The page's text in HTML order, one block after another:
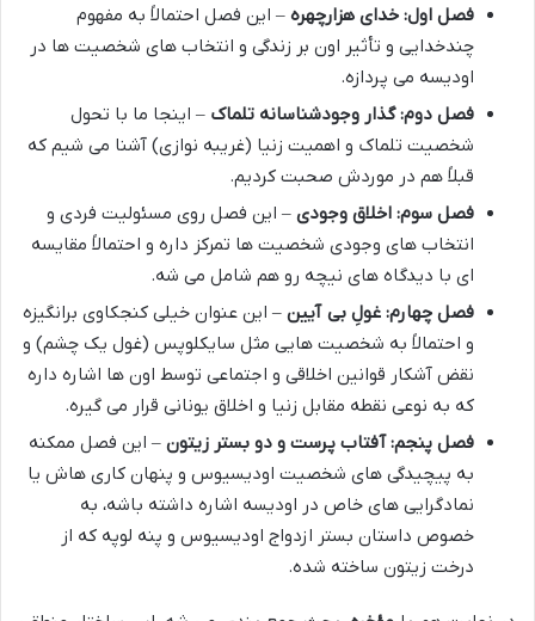
فصل اول: خدای هزارچهره – این فصل احتمالاً به مفهوم
چندخدایی و تأثیر اون بر زندگی و انتخاب های شخصیت ها در
اودیسه می پردازه.
فصل دوم: گذار وجودشناسانه تلماک – اینجا ما با تحول
شخصیت تلماک و اهمیت زنیا (غریبه نوازی) آشنا می شیم که
قبلاً هم در موردش صحبت کردیم.
فصل سوم: اخلاق وجودی – این فصل روی مسئولیت فردی و
انتخاب های وجودی شخصیت ها تمرکز داره و احتمالاً مقایسه
ای با دیدگاه های نیچه رو هم شامل می شه.
فصل چهارم: غولِ بی آیین – این عنوان خیلی کنجکاوی برانگیزه
و احتمالاً به شخصیت هایی مثل سایکلوپس (غول یک چشم) و
نقض آشکار قوانین اخلاقی و اجتماعی توسط اون ها اشاره داره
که به نوعی نقطه مقابل زنیا و اخلاق یونانی قرار می گیره.
فصل پنجم: آفتاب پرست و دو بستر زیتون – این فصل ممکنه
به پیچیدگی های شخصیت اودیسیوس و پنهان کاری هاش یا
نمادگرایی های خاص در اودیسه اشاره داشته باشه، به
خصوص داستان بستر ازدواج اودیسیوس و پنه لوپه که از
درخت زیتون ساخته شده.